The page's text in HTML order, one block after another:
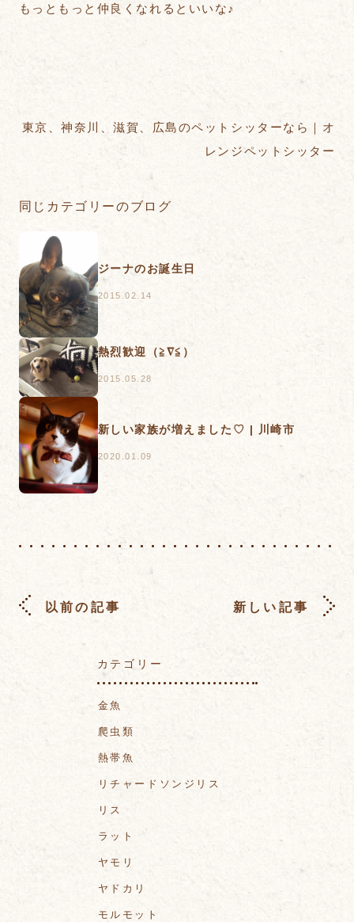
もっともっと仲良くなれるといいな♪
東京、神奈川、滋賀、広島のペットシッターなら｜オ
レンジペットシッター
同じカテゴリーのブログ
ジーナのお誕生日
2015.02.14
熱烈歓迎（≧∇≦）
2015.05.28
新しい家族が増えました♡ | 川崎市
2020.01.09
以前の記事 新しい記事
カテゴリー
金魚
爬虫類
熱帯魚
リチャードソンジリス
リス
ラット
ヤモリ
ヤドカリ
モルモット